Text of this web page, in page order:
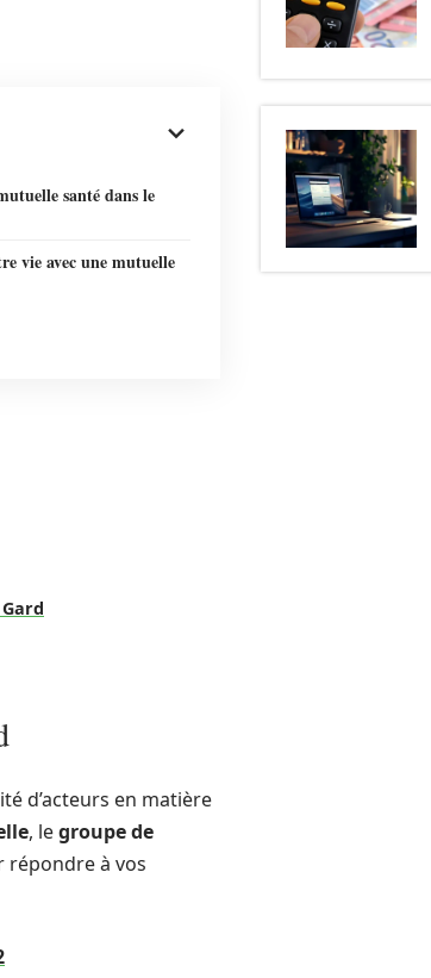
santé dans le
vie avec une mutuelle
d’acteurs en matière
, legroupe de
répondre à vos